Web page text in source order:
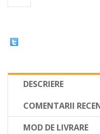
DESCRIERE
COMENTARII
MOD DE LIVRARE